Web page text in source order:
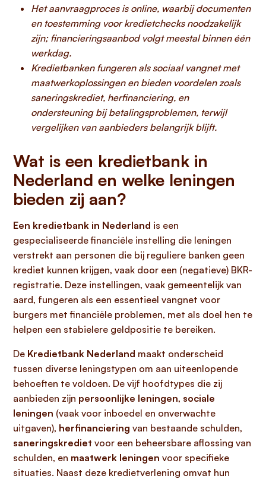
Het aanvraagproces is online, waarbij documenten
en toestemming voor kredietchecks noodzakelijk
zijn; financieringsaanbod volgt meestal binnen één
werkdag.
Kredietbanken fungeren als sociaal vangnet met
maatwerkoplossingen en bieden voordelen zoals
saneringskrediet, herfinanciering, en
ondersteuning bij betalingsproblemen, terwijl
vergelijken van aanbieders belangrijk blijft.
Wat is een kredietbank in
Nederland en welke leningen
bieden zij aan?
Een kredietbank in Nederland is een
gespecialiseerde financiële instelling die leningen
verstrekt aan personen die bij reguliere banken geen
krediet kunnen krijgen, vaak door een (negatieve) BKR-
registratie. Deze instellingen, vaak gemeentelijk van
aard, fungeren als een essentieel vangnet voor
burgers met financiële problemen, met als doel hen te
helpen een stabielere geldpositie te bereiken.
De Kredietbank Nederland maakt onderscheid
tussen diverse leningstypen om aan uiteenlopende
behoeften te voldoen. De vijf hoofdtypes die zij
aanbieden zijn persoonlijke leningen, sociale
leningen (vaak voor inboedel en onverwachte
uitgaven), herfinanciering van bestaande schulden,
saneringskrediet voor een beheersbare aflossing van
schulden, en maatwerk leningen voor specifieke
situaties. Naast deze kredietverlening omvat hun